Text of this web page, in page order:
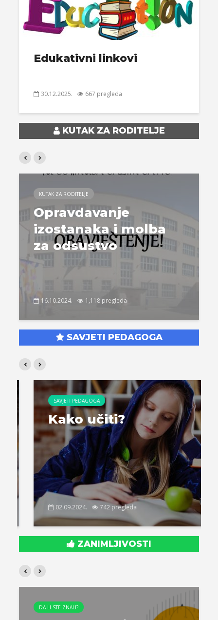
Edukativni linkovi
30.12.2025. 667 pregleda
KUTAK ZA RODITELJE
KUTAK ZA RODITELJE
Opravdavanje
izostanaka i molba
za odsustvo
16.10.2024. 1,118 pregleda
SAVJETI PEDAGOGA
SAVJETI PEDAGOGA
Kako učiti?
02.09.2024. 742 pregleda
ZANIMLJIVOSTI
DA LI STE ZNALI?